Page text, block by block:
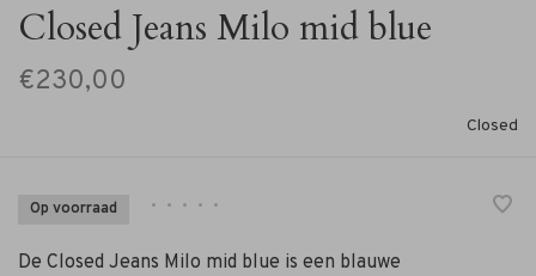
Closed Jeans Milo mid blue
€230,00
Closed
Op voorraad • • • • •
De Closed Jeans Milo mid blue is een blauwe